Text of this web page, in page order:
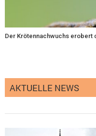
Der Krötennachwuchs erobert
AKTUELLE NEWS